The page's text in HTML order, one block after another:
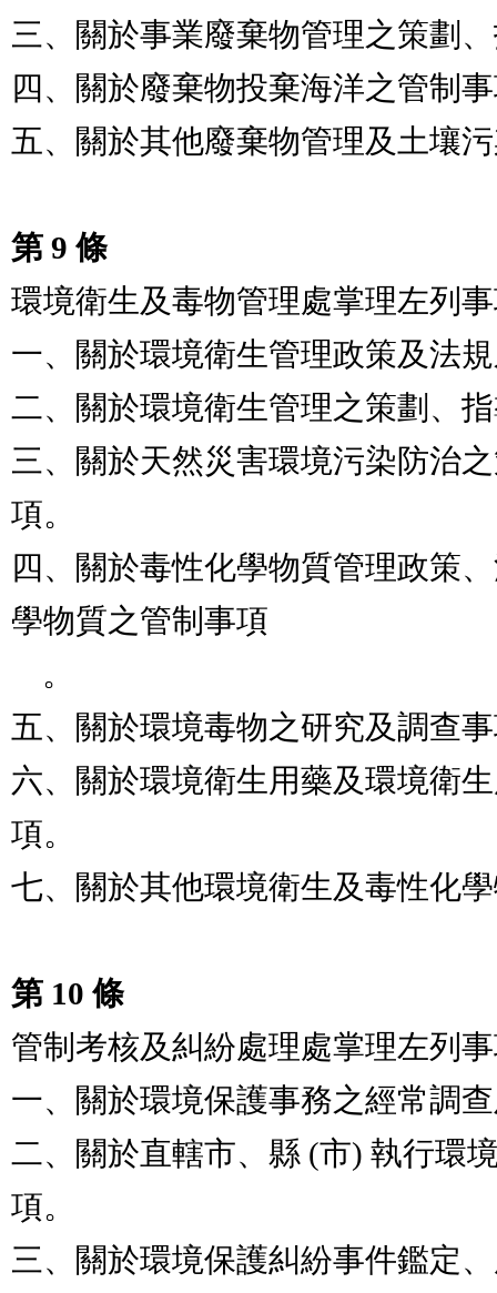
三、關於事業廢棄物管理之策劃
四、關於廢棄物投棄海洋之管制
五、關於其他廢棄物管理及土壤
第 9 條
環境衛生及毒物管理處掌理左列
一、關於環境衛生管理政策及法
二、關於環境衛生管理之策劃、
三、關於天然災害環境污染防治
項。
四、關於毒性化學物質管理政策
學物質之管制事項
五、關於環境毒物之研究及調查
六、關於環境衛生用藥及環境衛
項。
七、關於其他環境衛生及毒性化
第 10 條
管制考核及糾紛處理處掌理左列
一、關於環境保護事務之經常調
二、關於直轄市、縣 (市) 執行環
項。
三、關於環境保護糾紛事件鑑定